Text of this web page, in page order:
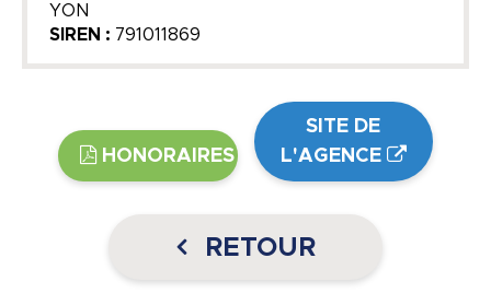
YON
SIREN : 791011869
HONORAIRES
SITE DE
L'AGENCE
RETOUR